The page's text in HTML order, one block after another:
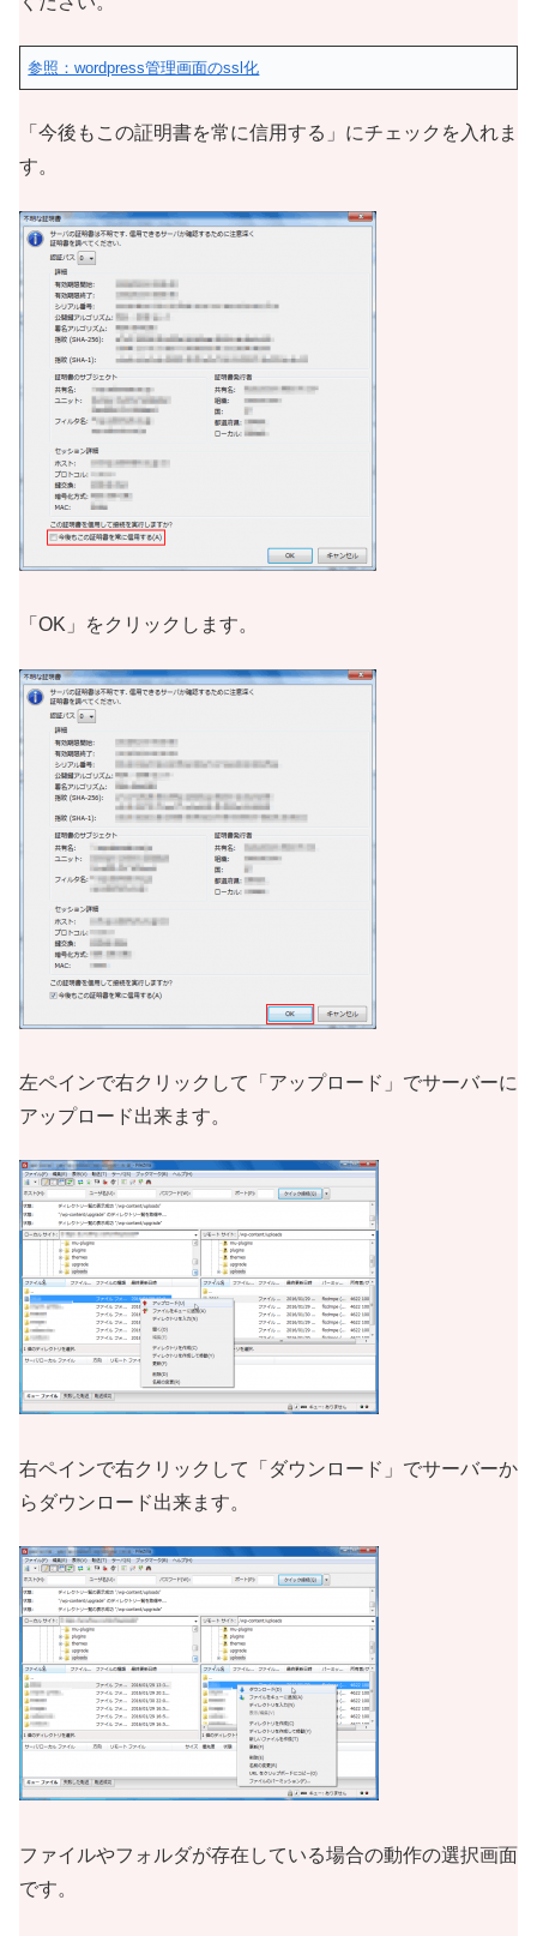
参照：wordpress管理画面のssl化
「今後もこの証明書を常に信用する」にチェックを入れま
す。
「OK」をクリックします。
左ペインで右クリックして「アップロード」でサーバーに
アップロード出来ます。
右ペインで右クリックして「ダウンロード」でサーバーか
らダウンロード出来ます。
ファイルやフォルダが存在している場合の動作の選択画面
です。